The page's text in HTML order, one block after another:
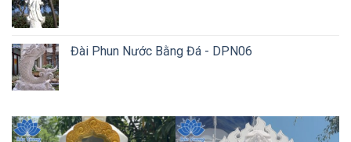
Đài Phun Nước Bằng Đá - DPN06